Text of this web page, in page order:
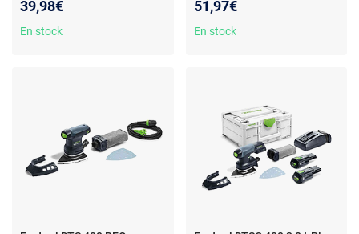
39,98€
En stock
- Bouton de réglage avec
verrouillage - Finition
51,97€
En stock